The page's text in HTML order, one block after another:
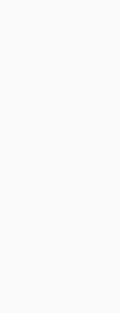
Хөдөлмөр,
Хөвсгөл
Сод Эрдэм